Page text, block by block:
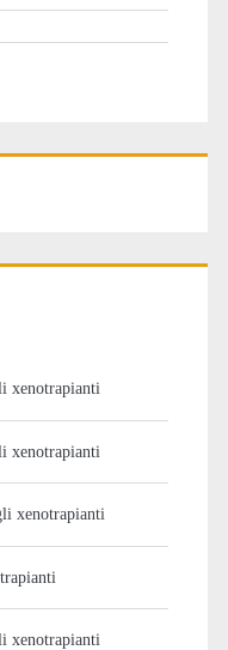
xenotrapianti
xenotrapianti
xenotrapianti
xenotrapianti